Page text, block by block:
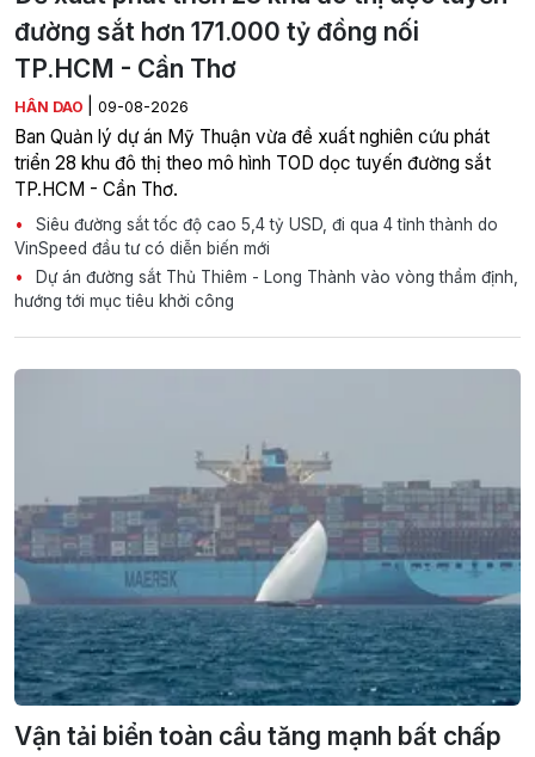
đường sắt hơn 171.000 tỷ đồng nối
TP.HCM - Cần Thơ
HÂN DAO 09-08-2026
Ban Quản lý dự án Mỹ Thuận vừa đề xuất nghiên cứu phát
triển 28 khu đô thị theo mô hình TOD dọc tuyến đường sắt
TP.HCM - Cần Thơ.
Siêu đường sắt tốc độ cao 5,4 tỷ USD, đi qua 4 tỉnh thành do
VinSpeed đầu tư có diễn biến mới
Dự án đường sắt Thủ Thiêm - Long Thành vào vòng thẩm định,
hướng tới mục tiêu khởi công
Vận tải biển toàn cầu tăng mạnh bất chấp